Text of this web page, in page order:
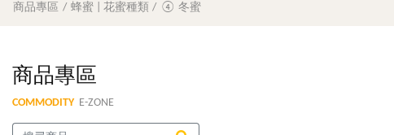
商品專區 蜂蜜 | 花蜜種類 ④ 冬蜜
商品專區
COMMODITY E-ZONE